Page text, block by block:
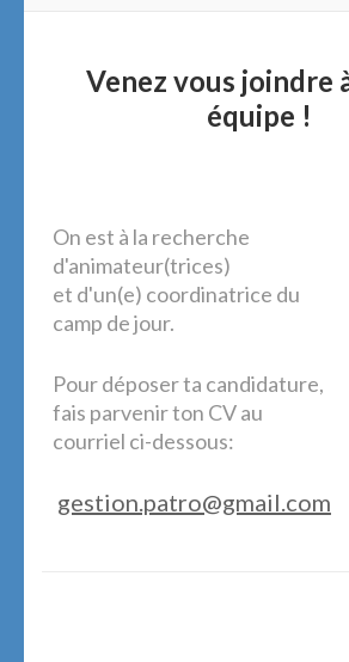
Venez vous joindre
équipe !
On est à la recherche
d'animateur(trices)
et d'un(e) coordinatrice du
camp de jour.
Pour déposer ta candidature,
fais parvenir ton CV au
courriel ci-dessous:
gestion.patro@gmail.com